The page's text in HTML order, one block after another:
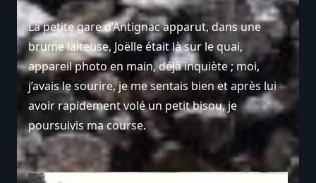
La petite gare d’Antignac apparut, dans une
brume laiteuse, Joëlle était là sur le quai,
appareil photo en main, déjà inquiète ; moi,
j’avais le sourire, je me sentais bien et après lui
avoir rapidement volé un petit bisou, je
poursuivis ma course.